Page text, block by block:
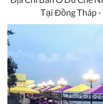
Tại Đồng Tháp -